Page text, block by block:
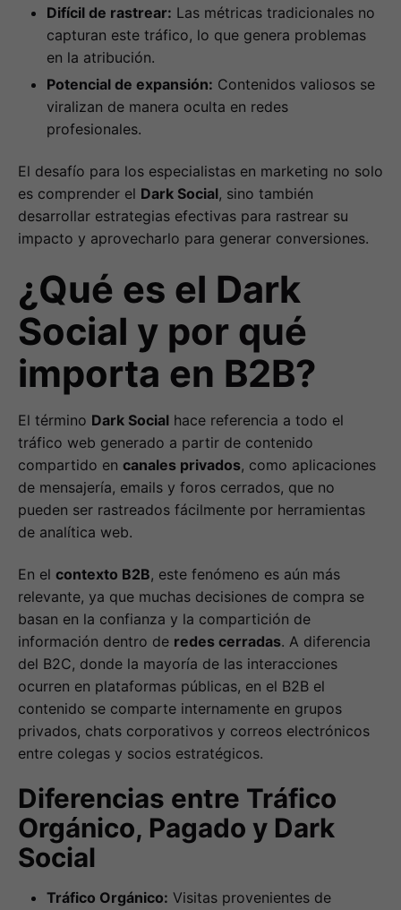
Difícil de rastrear: Las métricas tradicionales no
capturan este tráfico, lo que genera problemas
en la atribución.
Potencial de expansión: Contenidos valiosos se
viralizan de manera oculta en redes
profesionales.
El desafío para los especialistas en marketing no solo
es comprender el Dark Social, sino también
desarrollar estrategias efectivas para rastrear su
impacto y aprovecharlo para generar conversiones.
¿Qué es el Dark
Social y por qué
importa en B2B?
El término Dark Social hace referencia a todo el
tráfico web generado a partir de contenido
compartido en canales privados, como aplicaciones
de mensajería, emails y foros cerrados, que no
pueden ser rastreados fácilmente por herramientas
de analítica web.
En el contexto B2B, este fenómeno es aún más
relevante, ya que muchas decisiones de compra se
basan en la confianza y la compartición de
información dentro de redes cerradas. A diferencia
del B2C, donde la mayoría de las interacciones
ocurren en plataformas públicas, en el B2B el
contenido se comparte internamente en grupos
privados, chats corporativos y correos electrónicos
entre colegas y socios estratégicos.
Diferencias entre Tráfico
Orgánico, Pagado y Dark
Social
Tráfico Orgánico: Visitas provenientes de